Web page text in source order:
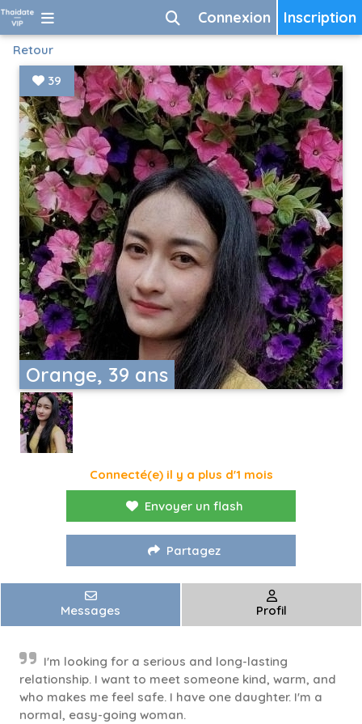
Inscription
Connexion
Retour
Orange, 39 ans
39
Connecté(e) il y a plus d'1 mois
Envoyer un flash
Partagez
Messages Profil
I'm looking for a serious and long-lasting
relationship. I want to meet someone kind, warm, and
who makes me feel safe. I have one daughter. I'm a
normal, easy-going woman.